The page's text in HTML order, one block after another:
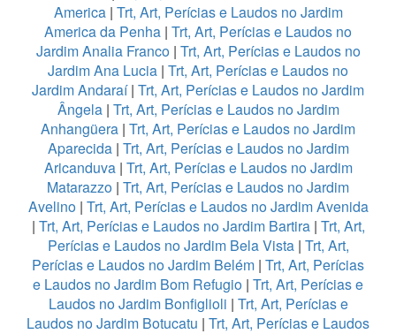
America| Trt, Art, Perícias e Laudos no Jardim
America da Penha | Trt, Art, Perícias e Laudos no
Jardim Analia Franco| Trt, Art, Perícias e Laudos no
Jardim Ana Lucia | Trt, Art, Perícias e Laudos no
Jardim Andaraí| Trt, Art, Perícias e Laudos no Jardim
Ângela| Trt, Art, Perícias e Laudos no Jardim
Anhangüera | Trt, Art, Perícias e Laudos no Jardim
Aparecida| Trt, Art, Perícias e Laudos no Jardim
Aricanduva| Trt, Art, Perícias e Laudos no Jardim
Matarazzo | Trt, Art, Perícias e Laudos no Jardim
Avelino| Trt, Art, Perícias e Laudos no Jardim Avenida
| Trt, Art, Perícias e Laudos no Jardim Bartira| Trt, Art,
Perícias e Laudos no Jardim Bela Vista| Trt, Art,
Perícias e Laudos no Jardim Belém | Trt, Art, Perícias
e Laudos no Jardim Bom Refugio | Trt, Art, Perícias e
Laudos no Jardim Bonfiglioli | Trt, Art, Perícias e
Laudos no Jardim Botucatu | Trt, Art, Perícias e Laudos